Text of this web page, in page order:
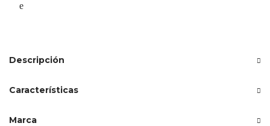
Descripción
Características
Marca